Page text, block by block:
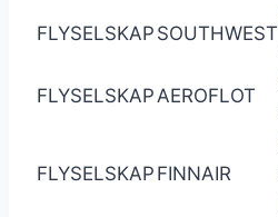
FLYSELSKAP SOUTHWEST
FLYSELSKAPAEROFLOT
FLYSELSKAP FINNAIR